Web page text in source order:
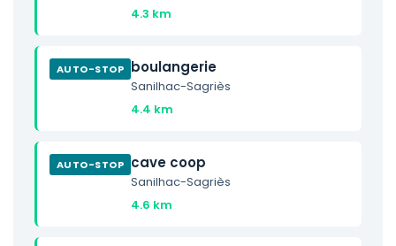
4.3 km
AUTO-STOP boulangerie
Sanilhac-Sagriès
4.4 km
AUTO-STOP cave coop
Sanilhac-Sagriès
4.6 km